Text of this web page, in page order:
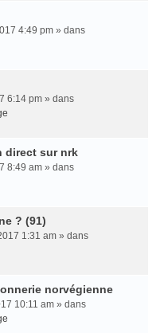
4:49 pm » dans
6:14 pm » dans
direct sur nrk
8:49 am » dans
? (91)
1:31 am » dans
norvégienne
10:11 am » dans